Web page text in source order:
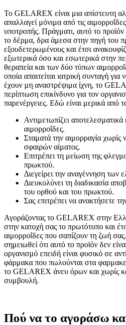
Το GELAREX είναι μια απίστευτη
απαλλαγεί μόνιμα από τις
υποτροπής. Πράγματι, αυτό το
το δέρμα, δρα άμεσα στην πηγή του
εξουδετερωμένους και έτσι
εξωτερικά όσο και εσωτερικά στην
θεραπεία και των δύο τύπων
οποία απαιτείται ιατρική συνταγή
έχουν μη αναστρέψιμα ίχνη, το
περίπτωση επικίνδυνο για τον
παρενέργειες. Εδώ είναι μερικά από
Αντιμετωπίζει αποτελεσματικά
αιμορροΐδες.
Σταματά την αιμορραγία
σφαιρών αίματος.
Επιτρέπει τη μείωση της
πρωκτού.
Διεγείρει την αναγέννηση των
Διευκολύνει τη διαδικασία
του ορθού και του πρωκτού.
Σας επιτρέπει να ανακτήσετε
Αγοράζοντας το GELAREX στην
στην κατοχή σας το πρωτότυπο και
αιμορροΐδες που σαπίζουν τη ζωή
σημειωθεί ότι αυτό το προϊόν δεν
οργανισμό επειδή είναι φυσικό σε
φάρμακα που πωλούνται στα
το GELAREX άνευ όρων και χωρίς
συμβουλή.
Πού να το αγοράσω